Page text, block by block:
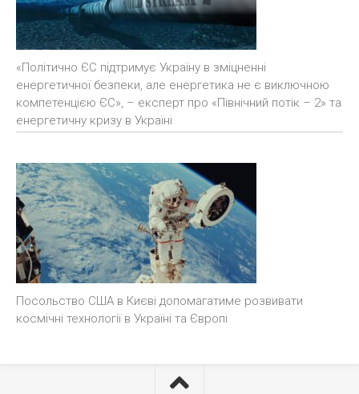
«Політично ЄС підтримує Україну в зміцненні
енергетичної безпеки, але енергетика не є виключною
компетенцією ЄС», – експерт про «Північний потік – 2» та
енергетичну кризу в Україні
Посольство США в Києві допомагатиме розвивати
космічні технології в Україні та Європі